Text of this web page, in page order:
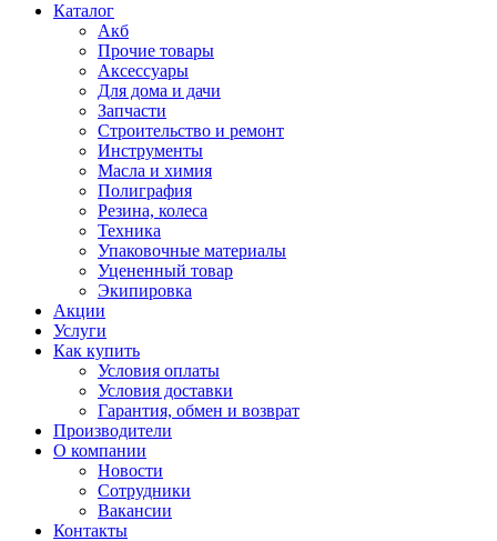
Каталог
Акб
Прочие товары
Аксессуары
Для дома и дачи
Запчасти
Строительство и ремонт
Инструменты
Масла и химия
Полиграфия
Резина, колеса
Техника
Упаковочные материалы
Уцененный товар
Экипировка
Акции
Услуги
Как купить
Условия оплаты
Условия доставки
Гарантия, обмен и возврат
Производители
О компании
Новости
Сотрудники
Вакансии
Контакты